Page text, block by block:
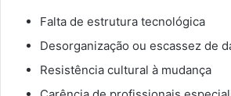
Falta de estrutura tecnológica
Desorganização ou escassez de
Resistência cultural à mudança